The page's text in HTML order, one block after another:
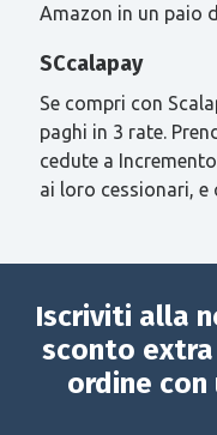
Amazon in un paio
SCcalapay
Se compri con
paghi in 3 rate.
cedute a
ai loro cessionari, e
Iscriviti alla
sconto
ordine con